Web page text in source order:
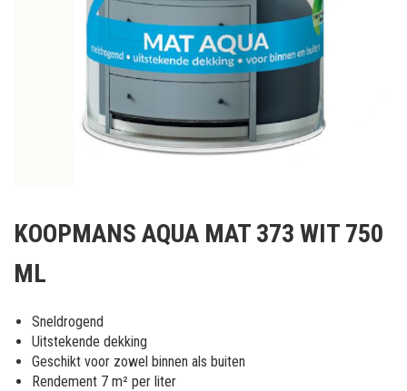
het
van
afbeeldingen-
gallerij
KOOPMANS AQUA MAT 373 WIT 750
ML
Sneldrogend
Uitstekende dekking
Geschikt voor zowel binnen als buiten
Rendement 7 m² per liter